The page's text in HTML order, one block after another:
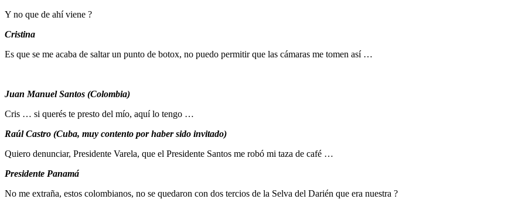
Y no que de ahí viene ?
Cristina
Es que se me acaba de saltar un punto de botox, no puedo permitir que las cámaras me tomen así …
Juan Manuel Santos (Colombia)
Cris … si querés te presto del mío, aquí lo tengo …
Raúl Castro (Cuba, muy contento por haber sido invitado)
Quiero denunciar, Presidente Varela, que el Presidente Santos me robó mi taza de café …
Presidente Panamá
No me extraña, estos colombianos, no se quedaron con dos tercios de la Selva del Darién que era nuestra ?